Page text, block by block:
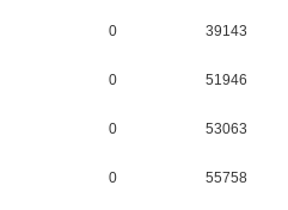
0 39143
0 51946
0 53063
0 55758